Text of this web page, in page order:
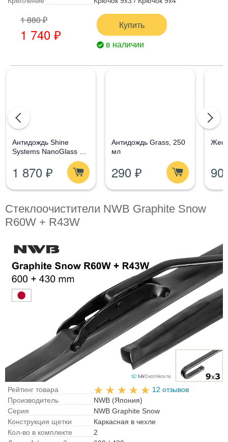
1 880 ₽
1 740 ₽
Купить
в наличии
Aнтидождь Shine
Systems NanoGlass Kit
- Набор по уходу за
стеклом
1 870 ₽
Антидождь Grass, 250
мл
290 ₽ 90
Стеклоочистители NWB Graphite Snow
R60W + R43W
Рейтинг товара
12 отзывов
Производитель
NWB (Япония)
Серия
NWB Graphite Snow
Конструкция щетки
Каркасная в чехле
Кол-во в комплекте
2